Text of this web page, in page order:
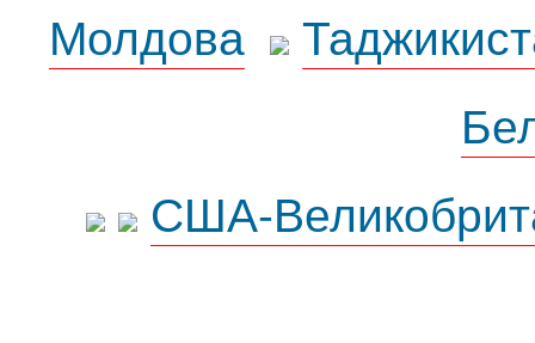
Молдова
США-